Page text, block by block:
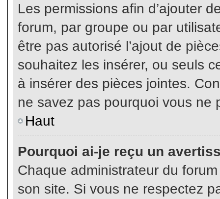
Les permissions afin d’ajouter
forum, par groupe ou par
être pas autorisé l’ajout de
souhaitez les insérer, ou seuls
à insérer des pièces jointes.
ne savez pas pourquoi vous ne
Haut
Pourquoi ai-je reçu un
Chaque administrateur du
son site. Si vous ne respectez